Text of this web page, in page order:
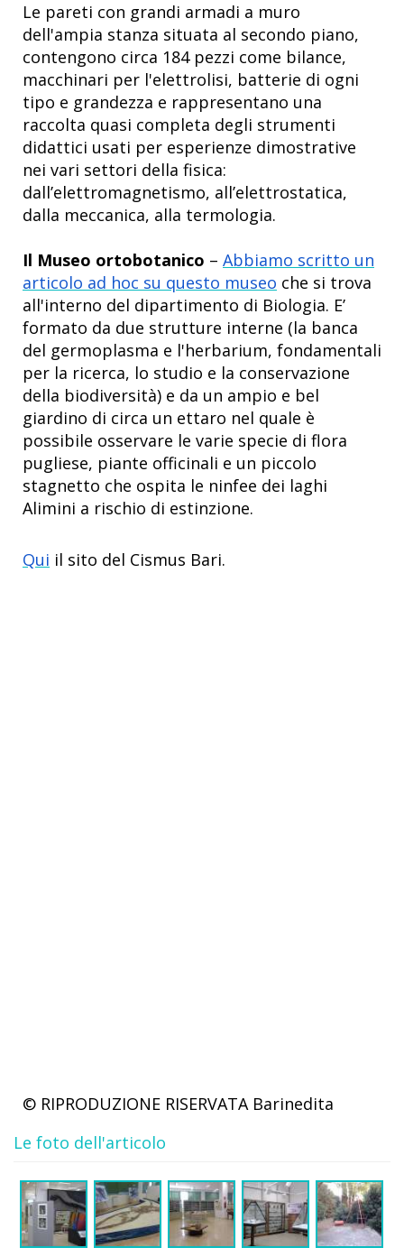
Le pareti con grandi armadi a muro
dell'ampia stanza situata al secondo piano,
contengono circa 184 pezzi come bilance,
macchinari per l'elettrolisi, batterie di ogni
tipo e grandezza e rappresentano una
raccolta quasi completa degli strumenti
didattici usati per esperienze dimostrative
nei vari settori della fisica:
dall’elettromagnetismo, all’elettrostatica,
dalla meccanica, alla termologia.
Il Museo ortobotanico – Abbiamo scritto un
articolo ad hoc su questo museo che si trova
all'interno del dipartimento di Biologia. E’
formato da due strutture interne (la banca
del germoplasma e l'herbarium, fondamentali
per la ricerca, lo studio e la conservazione
della biodiversità) e da un ampio e bel
giardino di circa un ettaro nel quale è
possibile osservare le varie specie di flora
pugliese, piante officinali e un piccolo
stagnetto che ospita le ninfee dei laghi
Alimini a rischio di estinzione.
Qui il sito del Cismus Bari.
© RIPRODUZIONE RISERVATA Barinedita
Le foto dell'articolo